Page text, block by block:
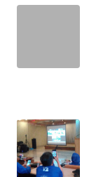
TANGERANG
WN
BINJAI